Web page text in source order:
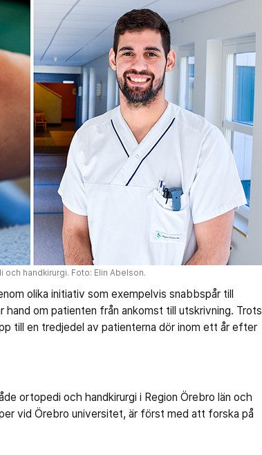
handkirurgi. Foto: Elin Abelson.
olika initiativ som exempelvis snabbspår till
om patienten från ankomst till utskrivning. Trots
till en tredjedel av patienterna dör inom ett år efter
ortopedi och handkirurgi i Region Örebro län och
vid Örebro universitet, är först med att forska på